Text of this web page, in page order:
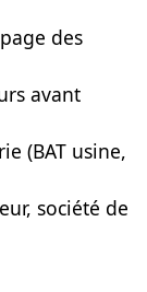
des
avant
(BAT usine,
société de